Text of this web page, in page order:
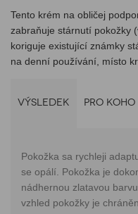
Tento krém na obličej
zabraňuje stárnutí pokožky
koriguje existující známky
na denní používání, místo
VÝSLEDEK PRO KOHO
Pokožka sa rychleji
se opálí. Pokožka je
nádhernou zlatavou
vzhled pokožky je chráněn.